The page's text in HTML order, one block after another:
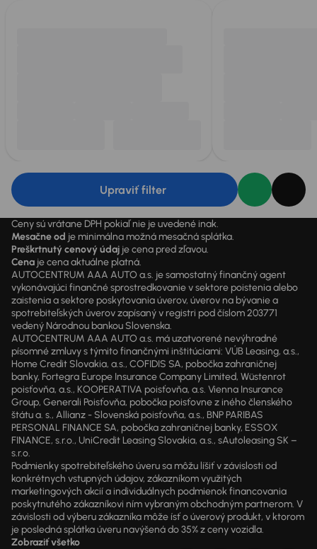
Upraviť filter
Ceny sú vrátane DPH pokiaľ nie je uvedené inak.
Mesačne od je minimálna možná mesačná splátka.
Preškrtnutý cenový údaj je cena pred zľavou.
Cena je cena aktuálne platná.
AUTOCENTRUM AAA AUTO a.s. je samostatný finančný agent
vykonávajúci finančné sprostredkovanie v sektore poistenia alebo
zaistenia a sektore poskytovania úverov, úverov na bývanie a
spotrebiteľských úverov zapísaný v registri pod číslom 203771
vedený Národnou bankou Slovenska.
AUTOCENTRUM AAA AUTO a.s. má uzatvorené nevýhradné
písomné zmluvy s týmito finančnými inštitúciami: VÚB Leasing, a.s.,
Home Credit Slovakia, a.s., COFIDIS SA, pobočka zahraničnej
banky, Fortegra Europe Insurance Company Limited, Wüstenrot
poisťovňa, a.s., KOOPERATIVA poisťovňa, a.s. Vienna Insurance
Group, Generali Poisťovňa, pobočka poisťovne z iného členského
štátu a. s., Allianz - Slovenská poisťovňa, a.s., BNP PARIBAS
PERSONAL FINANCE SA, pobočka zahraničnej banky, ESSOX
FINANCE, s.r.o., UniCredit Leasing Slovakia, a.s., sAutoleasing SK –
s.r.o.
Podmienky spotrebiteľského úveru sa môžu líšiť v závislosti od
konkrétnych vstupných údajov, zákazníkom využitých
marketingových akcií a individuálnych podmienok financovania
poskytnutého zákazníkovi ním vybraným obchodným partnerom. V
závislosti od výberu zákazníka môže ísť o úverový produkt, v ktorom
je posledná splátka úveru navýšená do 35% z ceny vozidla.
Zobraziť všetko